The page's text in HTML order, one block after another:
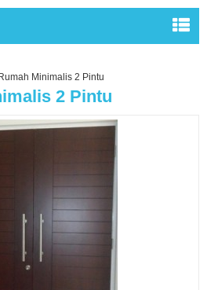
Minimalis 2 Pintu
2 Pintu